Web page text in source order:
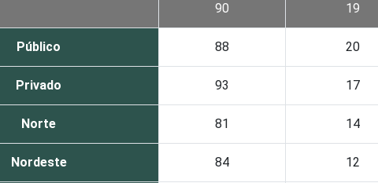
90 19
Público 88 20
Privado 93 17
Norte 81 14
Nordeste 84 12